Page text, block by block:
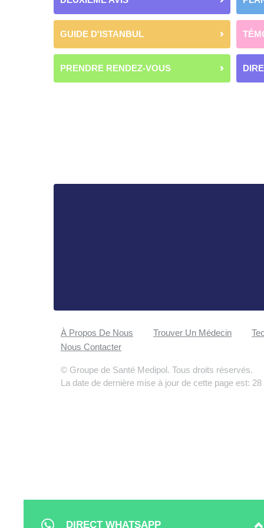
GUIDE D'ISTANBUL
PRENDRE RENDEZ-VOUS
À Propos De Nous Trouver Un Médecin
Nous Contacter
© Groupe de Santé Medipol. Tous droits réservés.
La date de dernière mise à jour de cette page est:
DIRECT WHATSAPP